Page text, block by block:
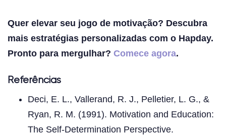
Quer elevar seu jogo de motivação? Descubra
mais estratégias personalizadas com o Hapday.
Pronto para mergulhar? Comece agora.
Referências
Deci, E. L., Vallerand, R. J., Pelletier, L. G., &
Ryan, R. M. (1991). Motivation and Education:
The Self-Determination Perspective.